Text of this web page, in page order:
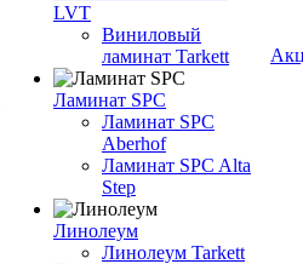
LVT
Виниловый
ламинат Tarkett
Ламинат SPC
Ламинат SPC
Aberhof
Ламинат SPC Alta
Step
Линолеум
Линолеум Tarkett